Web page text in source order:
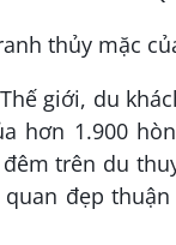
thủy mặc
giới, du
hơn 1.900
trên du
đẹp